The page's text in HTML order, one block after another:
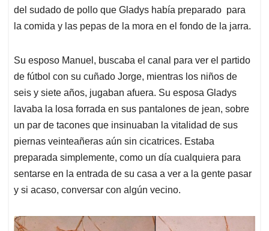
del sudado de pollo que Gladys había preparado para
la comida y las pepas de la mora en el fondo de la jarra.
Su esposo Manuel, buscaba el canal para ver el partido
de fútbol con su cuñado Jorge, mientras los niños de
seis y siete años, jugaban afuera. Su esposa Gladys
lavaba la losa forrada en sus pantalones de jean, sobre
un par de tacones que insinuaban la vitalidad de sus
piernas veinteañeras aún sin cicatrices. Estaba
preparada simplemente, como un día cualquiera para
sentarse en la entrada de su casa a ver a la gente pasar
y si acaso, conversar con algún vecino.